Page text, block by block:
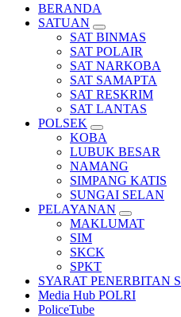
BERANDA
SATUAN
SAT BINMAS
SAT POLAIR
SAT NARKOBA
SAT SAMAPTA
SAT RESKRIM
SAT LANTAS
POLSEK
KOBA
LUBUK BESAR
NAMANG
SIMPANG KATIS
SUNGAI SELAN
PELAYANAN
MAKLUMAT
SIM
SKCK
SPKT
SYARAT PENERBITAN
Media Hub POLRI
PoliceTube